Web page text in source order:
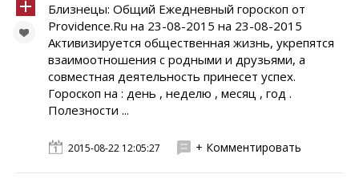
Близнецы: Общий Ежедневный гороскоп от
Providence.Ru на 23-08-2015 на 23-08-2015
Активизируется общественная жизнь, укрепятся
взаимоотношения с родными и друзьями, а
совместная деятельность принесет успех.
Гороскоп на : день , неделю , месяц , год .
Полезности ...
2015-08-22 12:05:27 + Комментировать